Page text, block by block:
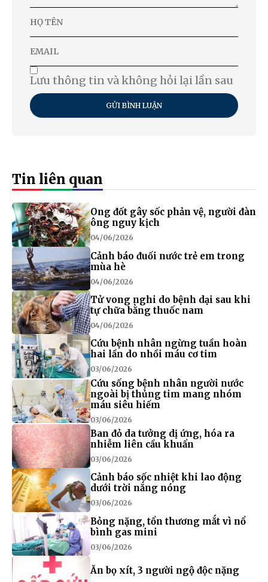
Lưu thông tin và không hỏi lại lần sau
GỬI BÌNH LUẬN
Tin liên quan
Ong đốt gây sốc phản vệ, người đàn
ông nguy kịch
04/06/2026
Cảnh báo đuối nước trẻ em trong
mùa hè
04/06/2026
Tử vong nghi do bệnh dại sau khi
tự chữa bằng thuốc nam
04/06/2026
Cứu bệnh nhân ngừng tuần hoàn
hai lần do nhồi máu cơ tim
03/06/2026
Cứu sống bệnh nhân người nước
ngoài bị thủng tim mang nhóm
máu siêu hiếm
03/06/2026
Ban đỏ da tưởng dị ứng, hóa ra
nhiễm liên cầu khuẩn
03/06/2026
Cảnh báo sốc nhiệt khi lao động
dưới trời nắng nóng
03/06/2026
Bỏng nặng, tổn thương mắt vì nổ
bình gas mini
03/06/2026
Ăn bọ xít, 3 người ngộ độc nặng